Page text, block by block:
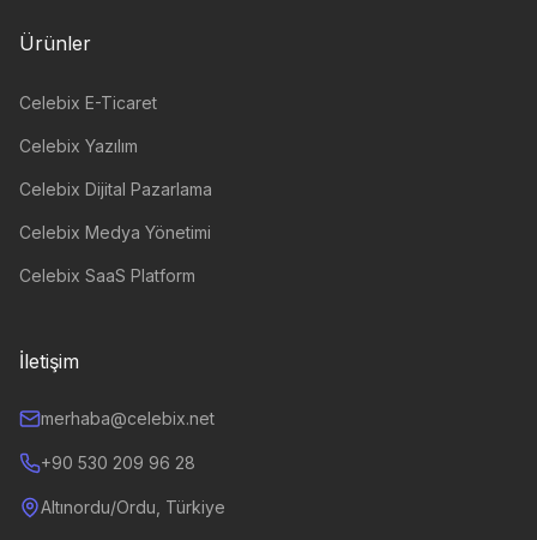
Ürünler
Celebix E-Ticaret
Celebix Yazılım
Celebix Dijital Pazarlama
Celebix Medya Yönetimi
Celebix SaaS Platform
İletişim
merhaba@celebix.net
+90 530 209 96 28
Altınordu/Ordu, Türkiye